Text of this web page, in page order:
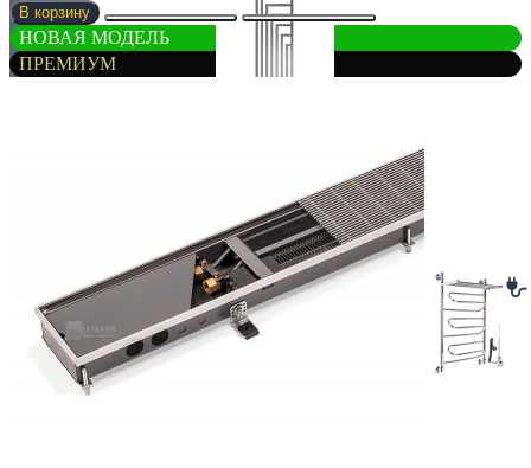
ЭЛЕКТРИЧЕСКИЕ ПОЛОТЕНЧИКИ
В корзину
НОВАЯ МОДЕЛЬ
ПРЕМИУМ